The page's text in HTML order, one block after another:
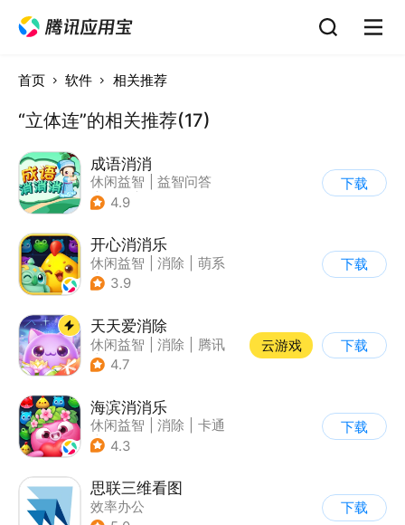
首页 软件 相关推荐
“立体连”的相关推荐(17)
成语消消
休闲益智
益智问答
| 成语
4.9
下载
开心消消乐
休闲益智 消除
萌系
| 乐元素
3.9
下载
天天爱消除
休闲益智 消除
腾讯
| 单机
4.7
云游戏 下载
海滨消消乐
休闲益智 消除
卡通
| 乐元素
4.3
下载
思联三维看图
效率办公
下载